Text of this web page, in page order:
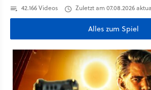
42.166 Videos Zuletzt am 07.08.2026
Alles zum Spiel